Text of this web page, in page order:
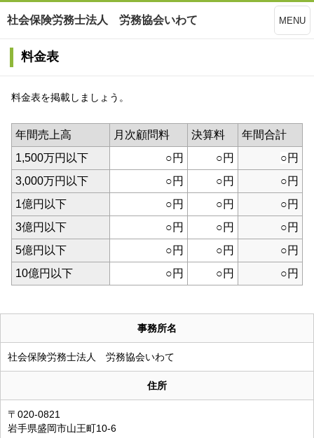
社会保険労務士法人 労務協会いわて MENU
料金表
料金表を掲載しましょう。
年間売上高 月次顧問料 決算料
年間合計
1,500万円以下
○円 ○円 ○円
3,000万円以下
○円 ○円
○円
1億円以下
○円 ○円
○円
3億円以下
○円 ○円
○円
5億円以下
○円 ○円
○円
10億円以下
○円 ○円 ○円
事務所名
社会保険労務士法人 労務協会いわて
住所
〒020-0821
岩手県盛岡市山王町10-6